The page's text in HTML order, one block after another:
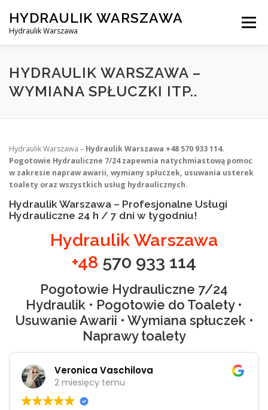
content
HYDRAULIK WARSZAWA
Hydraulik Warszawa
Menu
HYDRAULIK WARSZAWA – WYMIANA SPŁUCZKI ITP..
KONTAKT
HYDRAULIK WARSZAWA –
WYMIANA SPŁUCZKI ITP..
Hydraulik Warszawa – Hydraulik Warszawa +48 570 933 114.
Pogotowie Hydrauliczne 7/24 zapewnia natychmiastową pomoc
w zakresie napraw awarii, wymiany spłuczek, usuwania usterek
toalety oraz wszystkich usług hydraulicznych.
Hydraulik Warszawa – Profesjonalne Usługi
Hydrauliczne 24 h / 7 dni w tygodniu!
Hydraulik Warszawa
+48 570 933 114
Pogotowie Hydrauliczne 7/24
Hydraulik • Pogotowie do Toalety •
Usuwanie Awarii • Wymiana spłuczek •
Naprawy toalety
Veronica Vaschilova
2 miesięcy temu